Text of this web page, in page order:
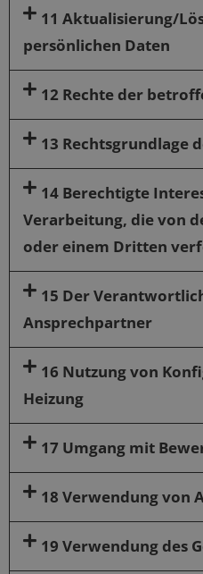
11 Aktualisierung/
persönlichen Daten
12 Rechte der
13 Rechtsgrundlage
14 Berechtigte
Verarbeitung, die von
oder einem Dritten
15 Der
Ansprechpartner
16 Nutzung von
Heizung
17 Umgang mit
18 Verwendung von
19 Verwendung des